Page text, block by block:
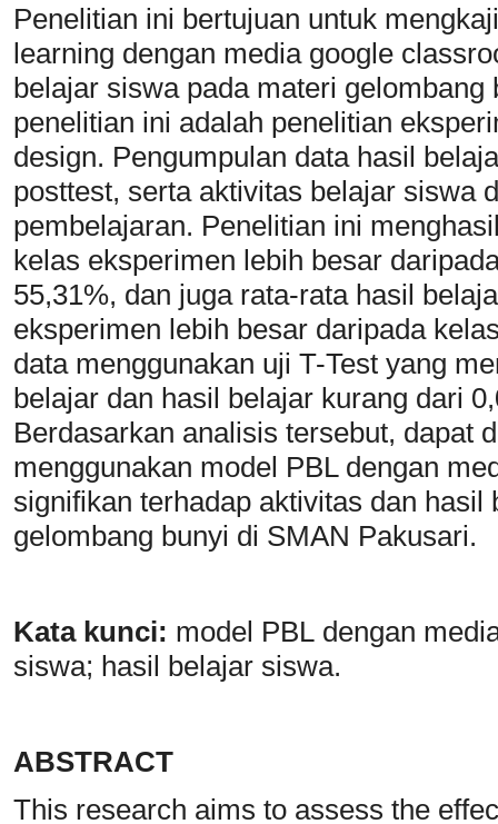
Penelitian ini bertujuan untuk
learning dengan media google
belajar siswa pada materi
penelitian ini adalah penelitian
design. Pengumpulan data hasil
posttest, serta aktivitas belajar siswa
pembelajaran. Penelitian ini
kelas eksperimen lebih besar
55,31%, dan juga rata-rata hasil
eksperimen lebih besar daripada
data menggunakan uji T-Test yang
belajar dan hasil belajar kurang dari
Berdasarkan analisis tersebut, dapat
menggunakan model PBL dengan
signifikan terhadap aktivitas dan
gelombang bunyi di SMAN Pakusari.
Kata kunci: model PBL dengan
siswa; hasil belajar siswa.
ABSTRACT
This research aims to assess the